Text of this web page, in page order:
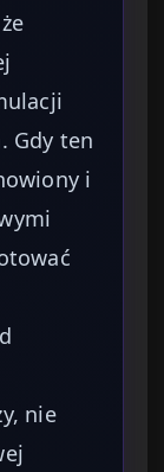
Gdy ten
i
nie